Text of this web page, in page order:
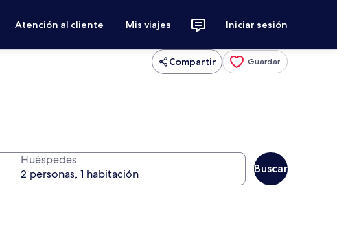
Atención al cliente Mis viajes Iniciar sesión
Compartir Guardar
Huéspedes
Buscar